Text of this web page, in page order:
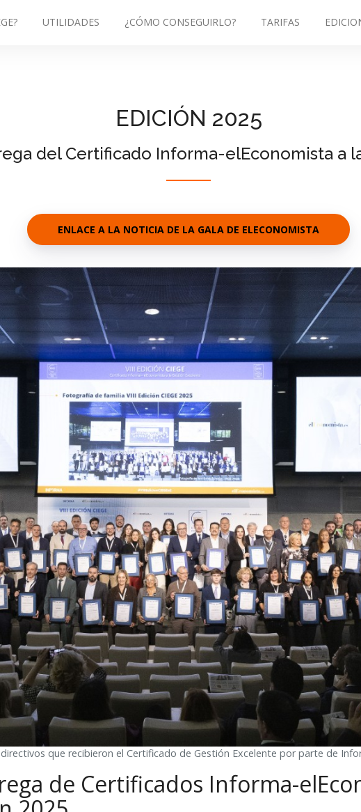
UTILIDADES ¿CÓMO CONSEGUIRLO? TARIFAS
EDICIÓN 2025
del Certificado Informa-elEconomista a
ENLACE A LA NOTICIA DE LA GALA DE ELECONOMISTA
que recibieron el Certificado de Gestión Excelente por parte de
de Certificados Informa-